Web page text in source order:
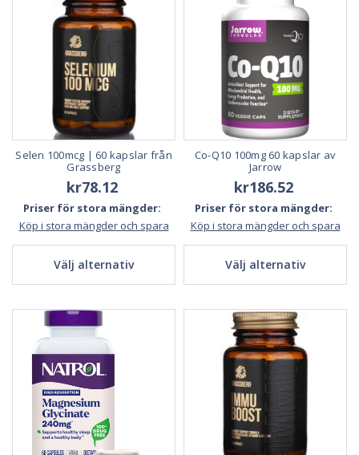
Selen 100mcg | 60 kapslar från
Grassberg
kr78.12
Priser för stora mängder:
Köp i stora mängder och spara
Välj alternativ
Co-Q10 100mg 60 kapslar av
Jarrow
kr186.52
Priser för stora mängder:
Köp i stora mängder och spara
Välj alternativ